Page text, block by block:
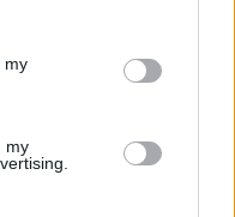
my
my
μια ψησταριά στο
στο πάρκο”
Κρήτη - Ζέστη και